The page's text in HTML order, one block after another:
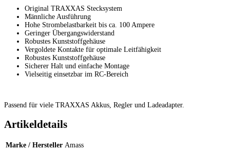
Original TRAXXAS Stecksystem
Männliche Ausführung
Hohe Strombelastbarkeit bis ca. 100 Ampere
Geringer Übergangswiderstand
Robustes Kunststoffgehäuse
Vergoldete Kontakte für optimale Leitfähigkeit
Robustes Kunststoffgehäuse
Sicherer Halt und einfache Montage
Vielseitig einsetzbar im RC-Bereich
Passend für viele TRAXXAS Akkus, Regler und Ladeadapter.
Artikeldetails
Marke / Hersteller Amass